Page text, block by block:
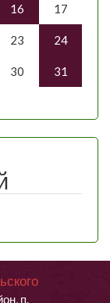
16 17
23 24
30
31
п.